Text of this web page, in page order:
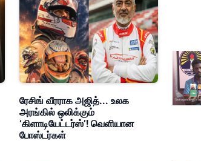
ரேசிங் வீரராக அஜித்... உலக
அரங்கில் ஒலிக்கும்
‘கிளாடியேட்டர்ஸ்’! வெளியான
போஸ்டர்கள்